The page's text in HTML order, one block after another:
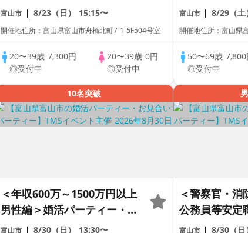
ン ～真剣な出会い～
富山市 8/23（日） 15:15〜
開催地住所：富山県富山市舟橋北町7-1 5F504号室
20〜39歳 7,300円
◎受付中
20〜39歳0円
◎受付中
真剣な出会い～
富山市 8/29（土
開催地住所：富山県
50〜69歳7,800
◎受付中
10名突破
＜年収600万～1500万円以上
男性編＞婚活パーティー・街
コン ～真剣な出会い～
富山市 8/30（日） 13:30〜
＜警察官・消
公務員等安定
＞婚活パー
富山市 8/30（日